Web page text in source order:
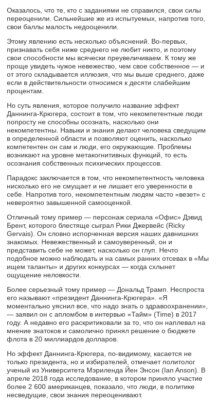
Оказалось, что те, кто с заданиями не справился, свои силы
переоценили. Сильнейшие же из испытуемых, напротив того,
свои баллы малость недооценили.
Этому явлению есть несколько объяснений. Во-первых,
признавать себя ниже среднего не любит никто, и поэтому
свои способности мы всячески преувеличиваем. К тому же
проще увидеть чужое невежество, чем свое собственное — и
от этого складывается иллюзия, что мы выше среднего, даже
если в действительности относимся к десяти слабейшим
процентам.
Но суть явления, которое получило название эффект
Даннинга-Крюгера, состоит в том, что некомпетентные люди
попросту не способны осознать, насколько они
некомпетентны. Навыки и знания делают человека сведущим
в определенной области и позволяют оценить, насколько
компетентен он сам и люди, его окружающие. Проблемы
возникают на уровне метакогнитивных функций, то есть
осознания собственных психических процессов.
Парадокс заключается в том, что некомпетентность человека
нисколько его не смущает и не лишает его уверенности в
себе. Напротив того, некомпетентным людям часто «везет» с
невероятно завышенной самооценкой.
Отличный тому пример — персонаж сериала «Офис» Дэвид
Брент, которого блестяще сыграл Рики Джервейс (Ricky
Gervais). Он словно испорченная версия наших давнишних
знакомых. Невежественный и самоуверенный, он и
представить себе не может, насколько он глуп. Нечто
подобное можно наблюдать и на самых ранних отсевах в «Мы
ищем таланты» и других конкурсах — когда схлынет
ощущение неловкости.
Более серьезный тому пример — Дональд Трамп. Неспроста
его называют «президент Даннинга-Крюгера». «Я
моментально уяснил все, что надо знать о здравоохранении»,
— заявил он с апломбом в интервью «Тайм» (Time) в 2017
году. А недавно его раскритиковали за то, что он наплевал на
мнение знатоков и самолично принял решение о бюджете
флота в 20 миллиардов долларов.
Но эффект Даннинга-Крюгера, по-видимому, касается не
только президента, но и избирателей, отмечает политолог
ученый из Университета Мэриленда Йен Энсон (Ian Anson). В
апреле 2018 года исследование, в котором приняло участие
более 2 600 американцев, показало, что люди, в политике
несведущие, свои знания переоценивают.